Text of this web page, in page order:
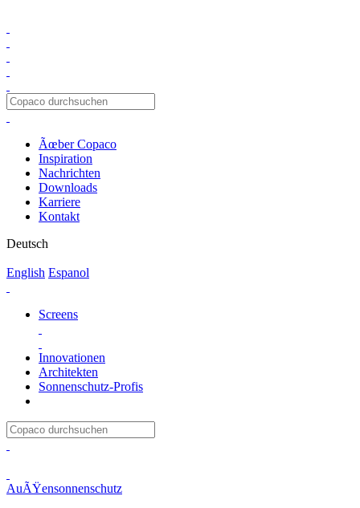
Ãœber Copaco
Inspiration
Nachrichten
Downloads
Karriere
Kontakt
Deutsch
English Espanol
Screens
Innovationen
Architekten
Sonnenschutz-Profis
AuÃŸensonnenschutz